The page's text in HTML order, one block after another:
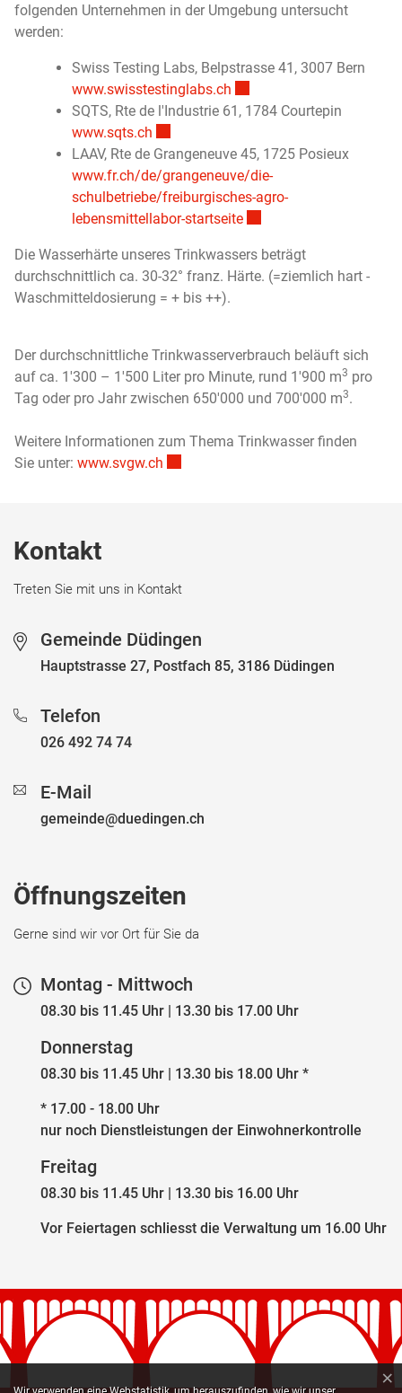
folgenden Unternehmen in der Umgebung untersucht
werden:
Swiss Testing Labs, Belpstrasse 41, 3007 Bern
www.swisstestinglabs.ch
SQTS, Rte de l'Industrie 61, 1784 Courtepin
www.sqts.ch
LAAV, Rte de Grangeneuve 45, 1725 Posieux
www.fr.ch/de/grangeneuve/die-
schulbetriebe/freiburgisches-agro-
lebensmittellabor-startseiteExterner Link wird in
Die Wasserhärte unseres Trinkwassers beträgt
durchschnittlich ca. 30-32° franz. Härte. (=ziemlich hart -
Waschmitteldosierung = + bis ++).
Der durchschnittliche Trinkwasserverbrauch beläuft sich
auf ca. 1'300 – 1'500 Liter pro Minute, rund 1'900 m3 pro
Tag oder pro Jahr zwischen 650'000 und 700'000 m3.
Weitere Informationen zum Thema Trinkwasser finden
Sie unter: www.svgw.ch
Kontakt
Treten Sie mit uns in Kontakt
Gemeinde Düdingen
Hauptstrasse 27, Postfach 85, 3186 Düdingen
Telefon
026 492 74 74
E-Mail
gemeinde@duedingen.ch
Öffnungszeiten
Gerne sind wir vor Ort für Sie da
Montag - Mittwoch
08.30 bis 11.45 Uhr | 13.30 bis 17.00 Uhr
Donnerstag
08.30 bis 11.45 Uhr | 13.30 bis 18.00 Uhr *
* 17.00 - 18.00 Uhr
nur noch Dienstleistungen der Einwohnerkontrolle
Freitag
08.30 bis 11.45 Uhr | 13.30 bis 16.00 Uhr
Vor Feiertagen schliesst die Verwaltung um 16.00 Uhr
×